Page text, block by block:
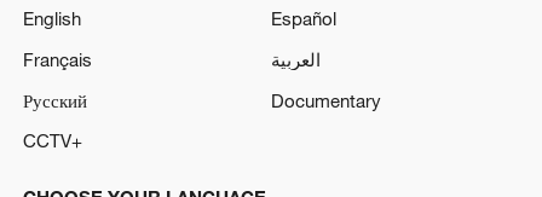
English
Español
Français
العربية
Русский
Documentary
CCTV+